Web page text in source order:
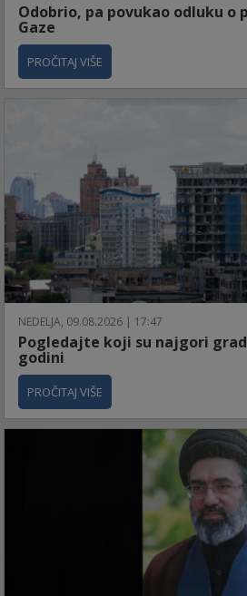
Odobrio, pa povukao odluku o
Gaze
PROČITAJ VIŠE
NEDELJA, 09.08.2026 | 17:47
Pogledajte koji su najgori
godini
PROČITAJ VIŠE